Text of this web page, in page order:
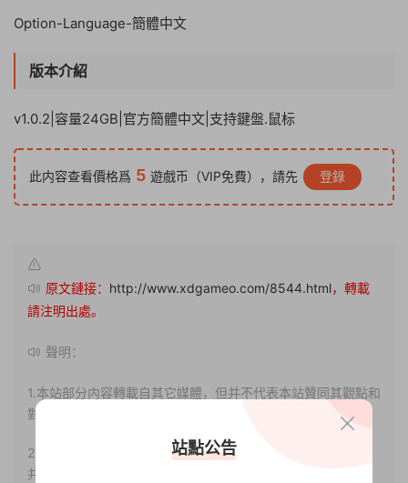
Option-Language-簡體中文
版本介紹
v1.0.2|容量24GB|官方簡體中文|支持鍵盤.鼠标
此内容查看價格爲 5 遊戲币（VIP免費），請先 登錄
原文鏈接： http://www.xdgameo.com/8544.html，轉載
請注明出處。
聲明：
1.本站部分内容轉載自其它媒體，但并不代表本站贊同其觀點和
對其真實性負責。
2.若您需要商業運營或用于其他商業活動，請您購買正版授權
并合法使用。
站點公告